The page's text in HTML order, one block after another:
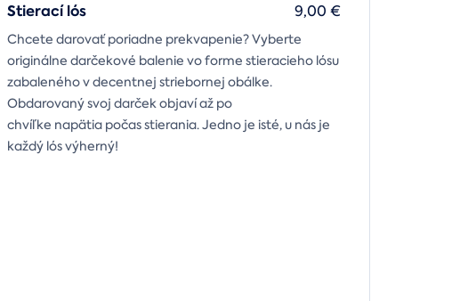
Stierací lós
Chcete darovať poriadne prekvapenie? Vyberte
originálne darčekové balenie vo forme stieracieho lósu
zabaleného v decentnej striebornej obálke.
Obdarovaný svoj darček objaví až po
chvíľke napätia počas stierania. Jedno je isté, u nás je
každý lós výherný!
9,00 €